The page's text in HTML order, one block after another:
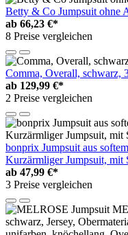
Betty & Co Jumpsuit ohne
ab 66,23 €*
8 Preise vergleichen
Comma, Overall, schwarz,
ab 129,99 €*
2 Preise vergleichen
bonprix Jumpsuit aus
Kurzärmliger Jumpsuit, mit
ab 47,99 €*
3 Preise vergleichen